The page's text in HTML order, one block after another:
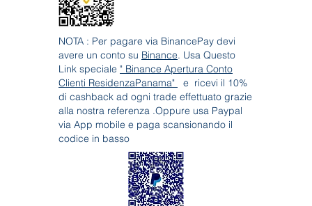
NOTA : Per pagare via BinancePay devi
avere un conto su Binance. Usa Questo
Link speciale " Binance Apertura Conto
Clienti ResidenzaPanama"
e ricevi il 10%
di cashback ad ogni trade effettuato grazie
alla nostra referenza .Oppure usa Paypal
via App mobile e paga scansionando il
codice in basso